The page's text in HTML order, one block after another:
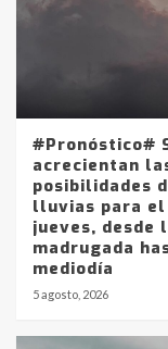
#Pronóstico#
acrecientan
posibilidades
lluvias para el
jueves, desde
madrugada
mediodía
5 agosto, 2026